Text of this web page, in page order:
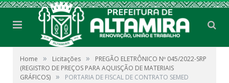
Home » Licitações »
PREGÃO ELETRÔNICO Nº 045/2022-SRP
(REGISTRO DE PREÇOS PARA AQUISÇÃO DE MATERIAIS
GRÁFICOS) » PORTARIA DE FISCAL DE CONTRATO SEMED